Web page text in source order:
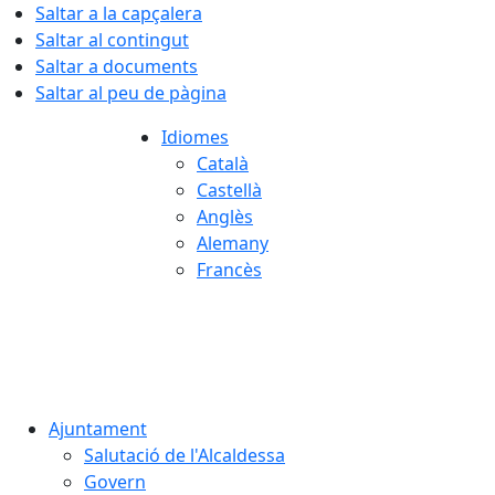
Saltar a la capçalera
Saltar al contingut
Saltar a documents
Saltar al peu de pàgina
Idiomes
Català
Castellà
Anglès
Alemany
Francès
Ajuntament
Salutació de l'Alcaldessa
Govern